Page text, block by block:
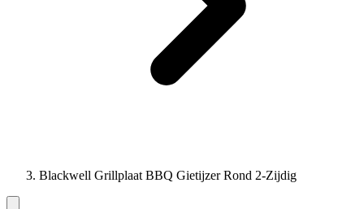
Blackwell Grillplaat BBQ Gietijzer Rond 2-Zijdig